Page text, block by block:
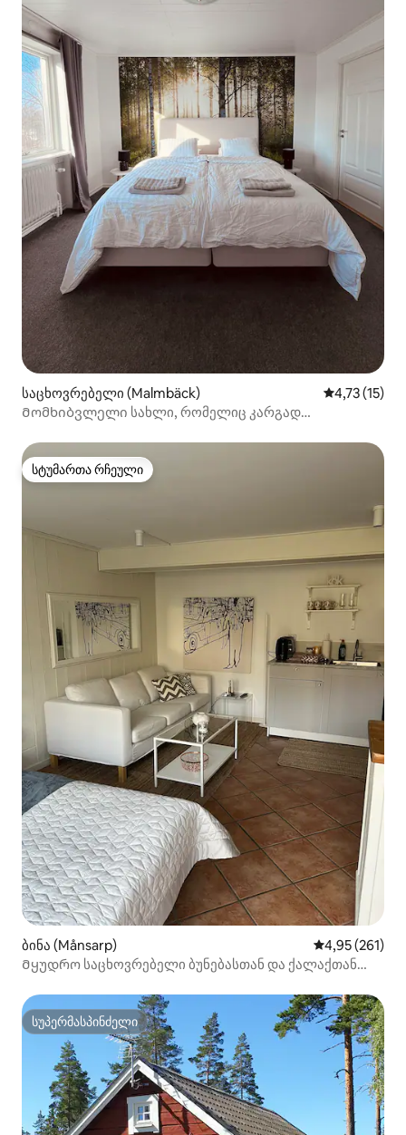
საცხოვრებელი (Malmbäck) საშუალო
4,73 (15)
Მომხიბვლელი სახლი, რომელიც კარგად
სტუმართა რჩეული
სტუმართა რჩეული
ბინა (Månsarp) საშუალო
4,95 (261)
Მყუდრო საცხოვრებელი ბუნებასთან და ქალაქთან
სუპერმასპინძელი
სუპერმასპინძელი